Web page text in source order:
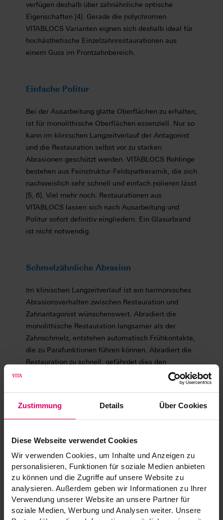
Zustimmung Details Über Cookies
Diese Webseite verwendet Cookies
Wir verwenden Cookies, um Inhalte und Anzeigen zu
personalisieren, Funktionen für soziale Medien anbieten
zu können und die Zugriffe auf unsere Website zu
analysieren. Außerdem geben wir Informationen zu Ihrer
Verwendung unserer Website an unsere Partner für
soziale Medien, Werbung und Analysen weiter. Unsere
verfügen deshalb über zahnähnliche optische
Eigenschaften [4]. Gerade die polychromen
VITABLOCS Varianten eignen sich deshalb ideal für
hochästhetische Einzelzahnrestaurationen aus
einem Guss im Frontzahnbereich.
Einfache Politur
Bei der Ausarbeitung glatte Oberflächen zu erhalten,
ist für monolithische Oberflächen essenziell. Nur so
kann im klinischen Langzeitverlauf der Antagonist
und die Restauration selbst vor zu starken
Abrasionen geschützt werden. VITABLOCS Rohlinge
bestehen aus Feinstruktur-Feldspatkeramik, die sich
nachweislich sehr schnell und einfach polieren lässt
[5, 6]. Viel mehr noch: Restaurationen aus
VITABLOCS lassen sich nach Ausarbeitung und
Politur sofort definitiv eingliedern. Ein Glasurbrand
ist nicht notwendig.
Schmelzähnliche Abrasion
Im klinischen Langzeitverlauf ist ein harmonisches
Abrasionsverhalten zwischen Restauration und
Zahnantagonist wünschenswert. Abradiert die
monolithische Restauration langsamer als der
Zahnschmelz, entstehen automatisch Frühkontakte,
die zu Parafunktionen führen können. Abradiert die
Restauration zu schnell, gefährdet dies den
langfristigen restaurativen Erfolg. VITABLOCS
verfügen über eine schmelzähnliche Abrasion [7],
Langlebigkeit sorgt.
Hohe Erfolgs- und Überlebensrate
Monolithische Einzelrestaurationen aus VITABLOCS
zeigen im klinischen Langzeitverlauf auch im
stärker belasteten Seitenzahnbereich eine hohe
Erfolgs- und Überlebensrate [8, 9]. Auch Veneers
[10] und Frontzahnkronen [11] aus der